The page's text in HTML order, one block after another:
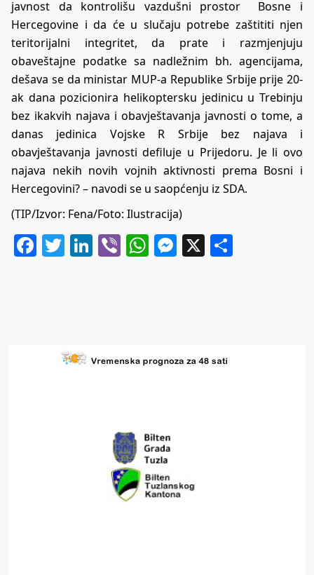
javnost da kontrolišu vazdušni prostor Bosne i
Hercegovine i da će u slučaju potrebe zaštititi njen
teritorijalni integritet, da prate i razmjenjuju
obaveštajne podatke sa nadležnim bh. agencijama,
dešava se da ministar MUP-a Republike Srbije prije 20-
ak dana pozicionira helikoptersku jedinicu u Trebinju
bez ikakvih najava i obavještavanja javnosti o tome, a
danas jedinica Vojske R Srbije bez najava i
obavještavanja javnosti defiluje u Prijedoru. Je li ovo
najava nekih novih vojnih aktivnosti prema Bosni i
Hercegovini? – navodi se u saopćenju iz SDA.
(TIP/Izvor: Fena/Foto: Ilustracija)
Facebook
Twitter
LinkedIn
ViberWhatsApp
Messenger
X